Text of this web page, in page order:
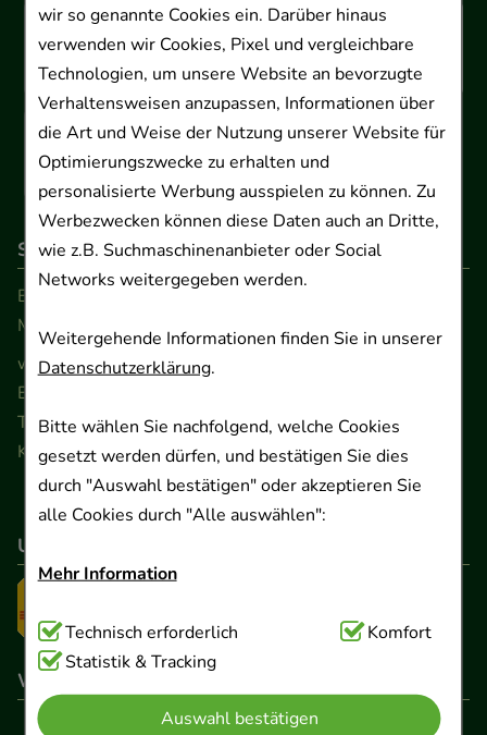
wir so genannte Cookies ein. Darüber hinaus
verwenden wir Cookies, Pixel und vergleichbare
Technologien, um unsere Website an bevorzugte
Verhaltensweisen anzupassen, Informationen über
die Art und Weise der Nutzung unserer Website für
Optimierungszwecke zu erhalten und
personalisierte Werbung ausspielen zu können. Zu
Werbezwecken können diese Daten auch an Dritte,
wie z.B. Suchmaschinenanbieter oder Social
Networks weitergegeben werden.
Weitergehende Informationen finden Sie in unserer
Datenschutzerklärung.
Bitte wählen Sie nachfolgend, welche Cookies
gesetzt werden dürfen, und bestätigen Sie dies
durch "Auswahl bestätigen" oder akzeptieren Sie
alle Cookies durch "Alle auswählen":
Mehr Information
Technisch Notwendig:Hierbei handelt es sich um
Cookies, die für die Grundfunktionen unserer
Website notwendig sind (z.B. Navigation,
Warenkorb, Kundenkonto), weshalb auf diese nicht
Technisch erforderlich
Komfort
Statistik & Tracking
Auswahl bestätigen
So erreichen Sie uns
Beratung und Kundenservice:
Montag - Freitag von 9.00 bis 17.00 Uhr
www.ApoSalis.de· E-Mail:
Ernst-August-Platz 2 · 30159 Hannover
Telefon 0511 89 71 80 0 · Fax 0511 89 71 80 11
Kontaktformular
Unser Versanddienstleister
Wir sind hier gelistet